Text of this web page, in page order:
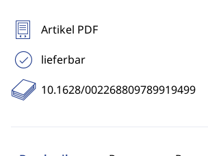
Artikel PDF
lieferbar
10.1628/002268809789919499